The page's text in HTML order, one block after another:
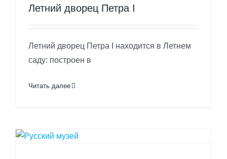
Летний дворец Петра I
Летний дворец Петра I находится в Летнем
саду: построен в
Читать далее